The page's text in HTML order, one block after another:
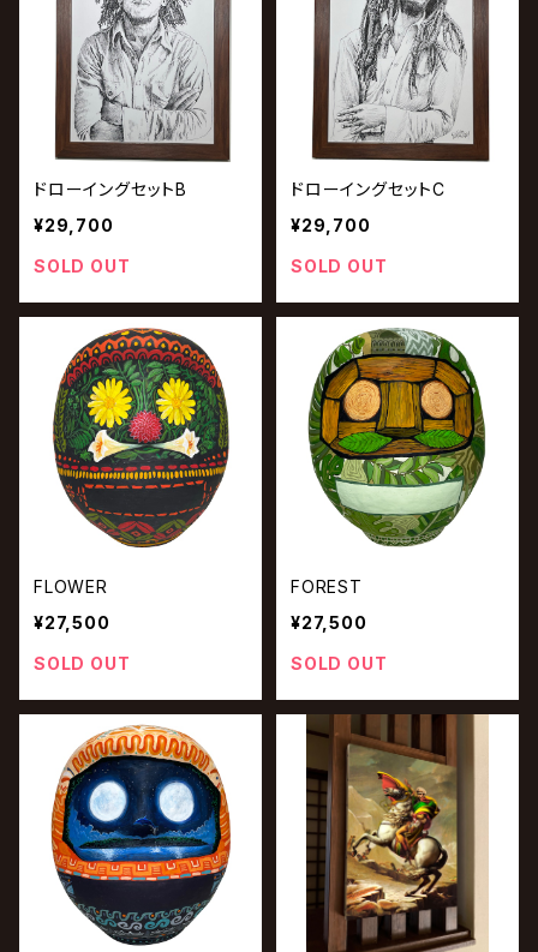
ドローイングセットB
¥29,700
SOLD OUT
ドローイングセットC
¥29,700
SOLD OUT
FLOWER
¥27,500
SOLD OUT
FOREST
¥27,500
SOLD OUT